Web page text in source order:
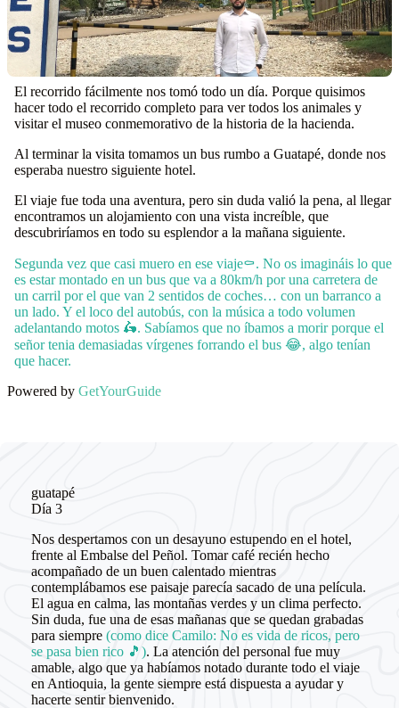
El recorrido fácilmente nos tomó todo un día. Porque quisimos
hacer todo el recorrido completo para ver todos los animales y
visitar el museo conmemorativo de la historia de la hacienda.
Al terminar la visita tomamos un bus rumbo a Guatapé, donde nos
esperaba nuestro siguiente hotel.
El viaje fue toda una aventura, pero sin duda valió la pena, al llegar
encontramos un alojamiento con una vista increíble, que
descubriríamos en todo su esplendor a la mañana siguiente.
Segunda vez que casi muero en ese viaje⚰️. No os imagináis lo que
es estar montado en un bus que va a 80km/h por una carretera de
un carril por el que van 2 sentidos de coches… con un barranco a
un lado. Y el loco del autobús, con la música a todo volumen
adelantando motos 🛵. Sabíamos que no íbamos a morir porque el
señor tenia demasiadas vírgenes forrando el bus 😂, algo tenían
que hacer.
Powered by GetYourGuide
guatapé
Día 3
Nos despertamos con un desayuno estupendo en el hotel,
frente al Embalse del Peñol. Tomar café recién hecho
acompañado de un buen calentado mientras
contemplábamos ese paisaje parecía sacado de una película.
El agua en calma, las montañas verdes y un clima perfecto.
Sin duda, fue una de esas mañanas que se quedan grabadas
para siempre (como dice Camilo: No es vida de ricos, pero
se pasa bien rico 🎵). La atención del personal fue muy
amable, algo que ya habíamos notado durante todo el viaje
en Antioquia, la gente siempre está dispuesta a ayudar y
hacerte sentir bienvenido.